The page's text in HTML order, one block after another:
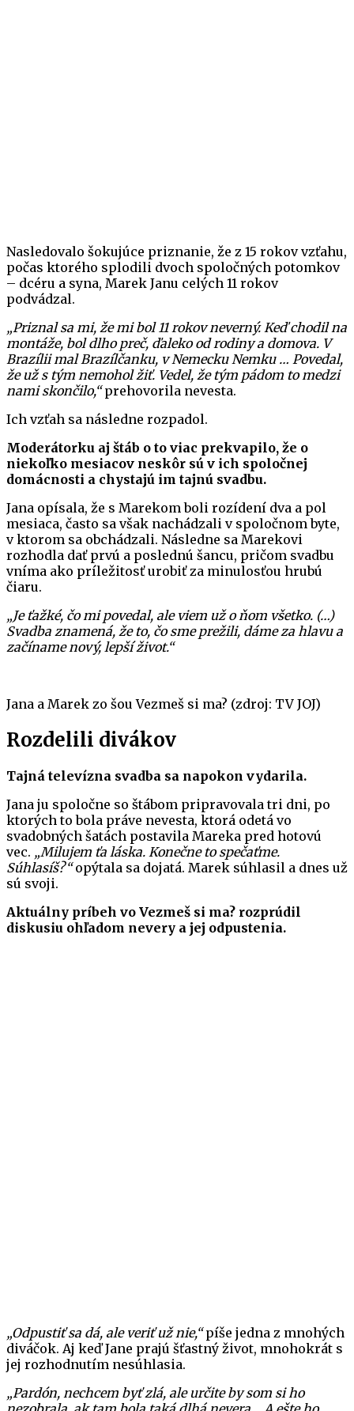
Nasledovalo šokujúce priznanie, že z 15 rokov vzťahu,
počas ktorého splodili dvoch spoločných potomkov
– dcéru a syna, Marek Janu celých 11 rokov
podvádzal.
„Priznal sa mi, že mi bol 11 rokov neverný. Keď chodil na
montáže, bol dlho preč, ďaleko od rodiny a domova. V
Brazílii mal Brazílčanku, v Nemecku Nemku … Povedal,
že už s tým nemohol žiť. Vedel, že tým pádom to medzi
nami skončilo,“prehovorila nevesta.
Ich vzťah sa následne rozpadol.
Moderátorku aj štáb o to viac prekvapilo, že o
niekoľko mesiacov neskôr sú v ich spoločnej
domácnosti a chystajú im tajnú svadbu.
Jana opísala, že s Marekom boli rozídení dva a pol
mesiaca, často sa však nachádzali v spoločnom byte,
v ktorom sa obchádzali. Následne sa Marekovi
rozhodla dať prvú a poslednú šancu, pričom svadbu
vníma ako príležitosť urobiť za minulosťou hrubú
čiaru.
„Je ťažké, čo mi povedal, ale viem už o ňom všetko. (…)
Svadba znamená, že to, čo sme prežili, dáme za hlavu a
začíname nový, lepší život.“
Jana a Marek zo šou Vezmeš si ma? (zdroj: TV JOJ)
Rozdelili divákov
Tajná televízna svadba sa napokon vydarila.
Jana ju spoločne so štábom pripravovala tri dni, po
ktorých to bola práve nevesta, ktorá odetá vo
svadobných šatách postavila Mareka pred hotovú
vec. „Milujem ťa láska. Konečne to spečaťme.
Súhlasíš?“opýtala sa dojatá. Marek súhlasil a dnes už
sú svoji.
Aktuálny príbeh vo Vezmeš si ma? rozprúdil
diskusiu ohľadom nevery a jej odpustenia.
„Odpustiť sa dá, ale veriť už nie,“píše jedna z mnohých
diváčok. Aj keď Jane prajú šťastný život, mnohokrát s
jej rozhodnutím nesúhlasia.
„Pardón, nechcem byť zlá, ale určite by som si ho